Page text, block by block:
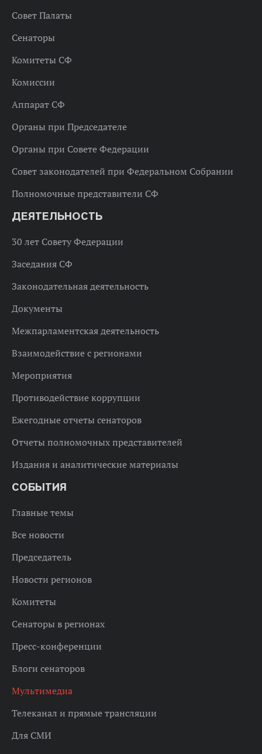
Совет Палаты
Сенаторы
Комитеты СФ
Комиссии
Аппарат СФ
Органы при Председателе
Органы при Совете Федерации
Совет законодателей при Федеральном Собрании
Полномочные представители СФ
ДЕЯТЕЛЬНОСТЬ
30 лет Совету Федерации
Заседания СФ
Законодательная деятельность
Документы
Межпарламентская деятельность
Взаимодействие с регионами
Мероприятия
Противодействие коррупции
Ежегодные отчеты сенаторов
Отчеты полномочных представителей
Издания и аналитические материалы
СОБЫТИЯ
Главные темы
Все новости
Председатель
Новости регионов
Комитеты
Сенаторы в регионах
Пресс-конференции
Блоги сенаторов
Мультимедиа
Телеканал и прямые трансляции
Для СМИ